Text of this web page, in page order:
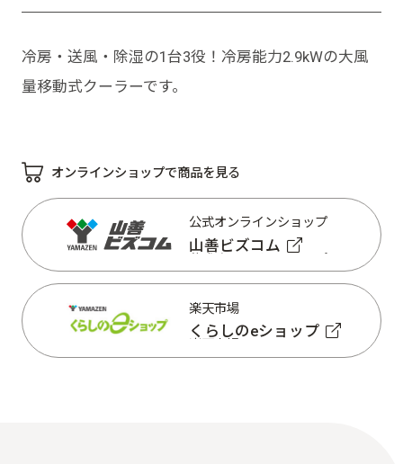
冷房・送風・除湿の1台3役！冷房能力2.9kWの大風
量移動式クーラーです。
オンラインショップで商品を見る
公式オンラインショップ
山善ビズコム
山善ビズコム
楽天市場
くらしのeショップ